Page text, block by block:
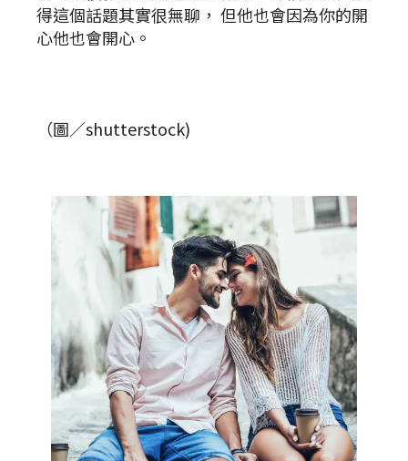
得這個話題其實很無聊， 但他也會因為你的開
心他也會開心。
（圖／shutterstock)